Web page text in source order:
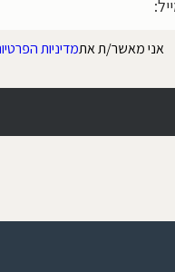
אני מאשר/ת אתמדיניות